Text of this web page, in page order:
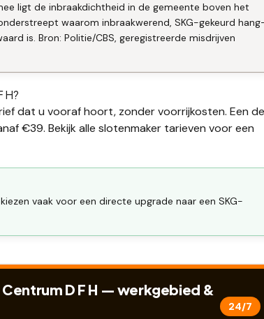
ligt de inbraakdichtheid in de gemeente boven het
waarom inbraakwerend, SKG-gekeurd
is. Bron: Politie/CBS, geregistreerde misdrijven
H?
dat u vooraf hoort, zonder voorrijkosten. Een
€39. Bekijk alle slotenmaker tarieven voor een
vaak voor een directe upgrade naar een SKG-
D F H — werkgebied &
24/7